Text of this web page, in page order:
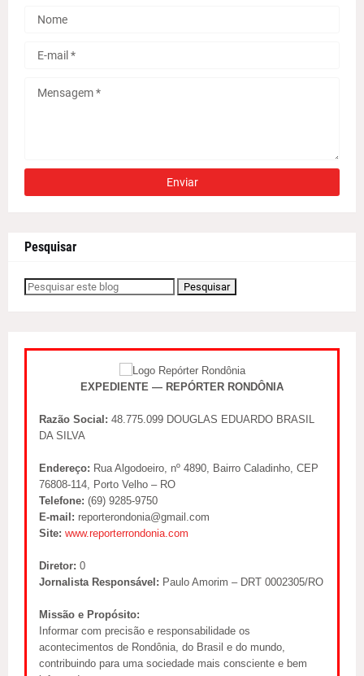
Pesquisar
EXPEDIENTE — REPÓRTER RONDÔNIA
Razão Social: 48.775.099 DOUGLAS EDUARDO BRASIL
DA SILVA
Endereço: Rua Algodoeiro, nº 4890, Bairro Caladinho, CEP
76808-114, Porto Velho – RO
Telefone: (69) 9285-9750
E-mail: reporterondonia@gmail.com
Site: www.reporterrondonia.com
Diretor: 0
Jornalista Responsável: Paulo Amorim – DRT 0002305/RO
Missão e Propósito:
Informar com precisão e responsabilidade os
acontecimentos de Rondônia, do Brasil e do mundo,
contribuindo para uma sociedade mais consciente e bem